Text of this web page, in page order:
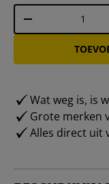
Aantal
-
Wat weg is, is
Grote merken
Alles direct uit